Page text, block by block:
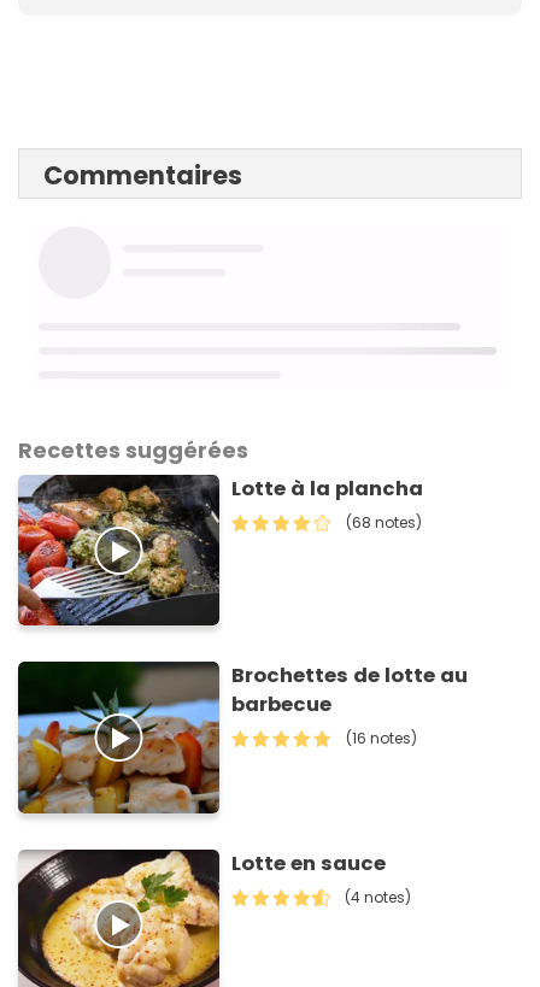
Commentaires
Recettes suggérées
Lotte à la plancha
(68 notes)
Brochettes de lotte au
barbecue
(16 notes)
Lotte en sauce
(4 notes)